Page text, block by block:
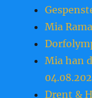
Mia
Mia han
Drent &